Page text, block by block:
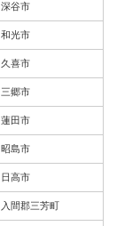
深谷市
和光市
久喜市
三郷市
蓮田市
昭島市
日高市
入間郡三芳町